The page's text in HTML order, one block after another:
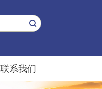
联系我们